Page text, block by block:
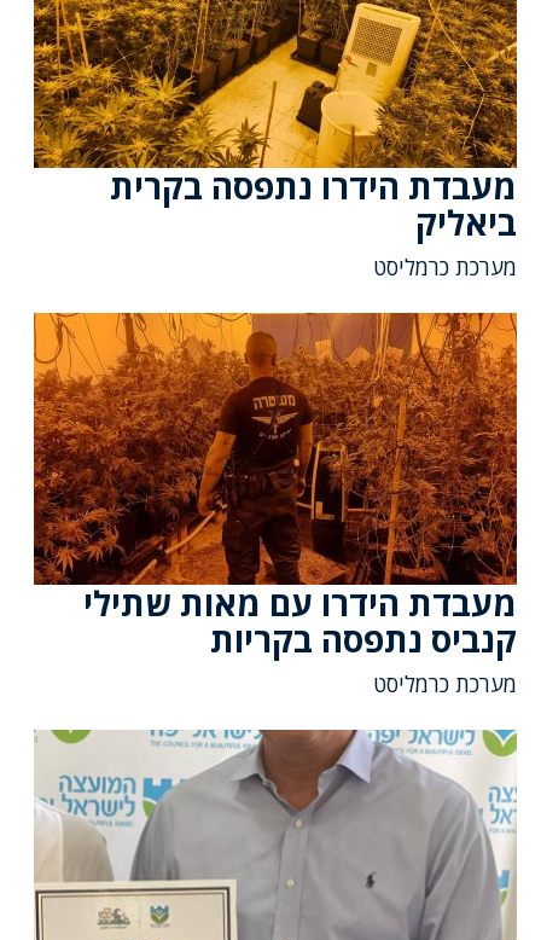
מעבדת הידרו נתפסה בקרית
ביאליק
מערכת כרמליסט
מעבדת הידרו עם מאות שתילי
קנביס נתפסה בקריות
מערכת כרמליסט